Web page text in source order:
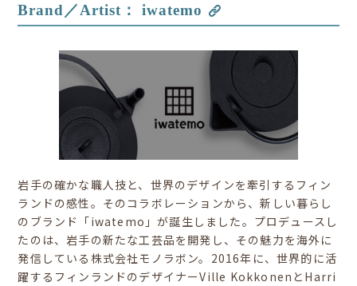
Brand／Artist：iwatemo
岩手の確かな職人技と、世界のデザインを牽引するフィン
ランドの感性。そのコラボレーションから、新しい暮らし
のブランド「iwatemo」が誕生しました。プロデュースし
たのは、岩手の新たな工芸品を開発し、その魅力を海外に
発信している株式会社モノラボン。2016年に、世界的に活
躍するフィンランドのデザイナーVille KokkonenとHarri